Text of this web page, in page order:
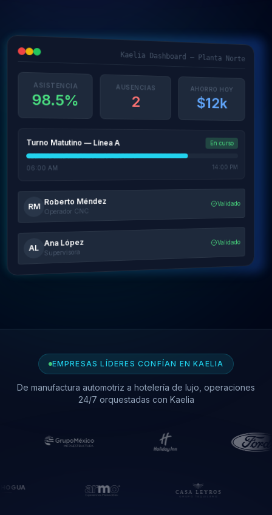
Kaelia Dashboard — Planta Norte
ASISTENCIA
98.5%
AUSENCIAS
2
AHORRO HOY
$12k
Turno Matutino — Línea A En curso
06:00 AM 14:00 PM
RM
Roberto Méndez
Operador CNC
Validado
AL
Ana López
Supervisora
Validado
EMPRESAS LÍDERES CONFÍAN EN KAELIA
De manufactura automotriz a hotelería de lujo, operaciones
24/7 orquestadas con Kaelia